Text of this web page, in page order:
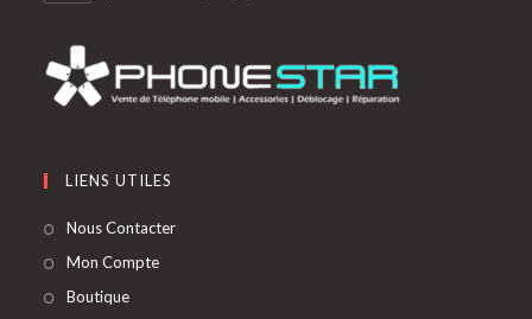
LIENS UTILES
Nous Contacter
Mon Compte
Boutique